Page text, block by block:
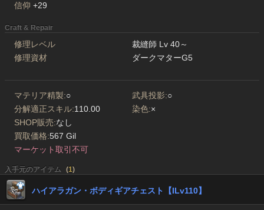
信仰 +29
Craft & Repair
修理レベル
裁縫師 Lv 40～
修理資材
ダークマターG5
マテリア精製:○ 武具投影:○
分解適正スキル:110.00 染色:×
SHOP販売:なし
買取価格:567 Gil
マーケット取引不可
入手元のアイテム (1)
ハイアラガン・ボディギアチェスト【ILv110】